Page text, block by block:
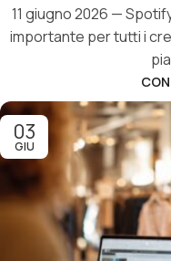
11 giugno 2026 —
importante per tutti i
03
GIU